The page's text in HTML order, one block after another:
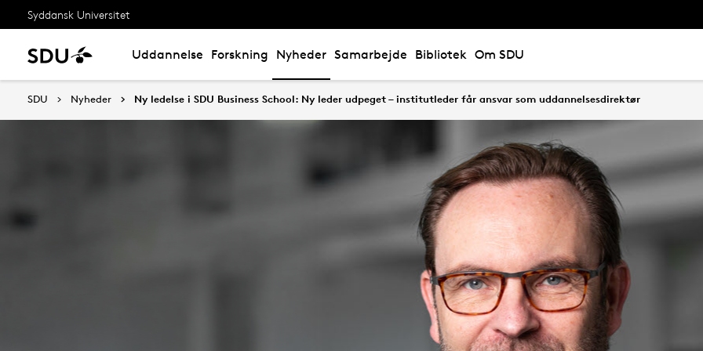
Syddansk Universitet
Uddannelse Forskning Nyheder Samarbejde Bibliotek Om SDU
SDU Nyheder Ny ledelse i SDU Business School: Ny leder udpeget – institutleder får ansvar som uddannelsesdirektør